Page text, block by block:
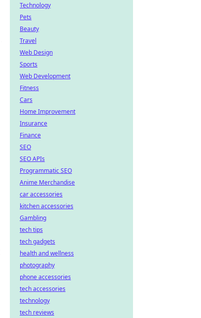
Technology
Pets
Beauty
Travel
Web Design
Sports
Web Development
Fitness
Cars
Home Improvement
Insurance
Finance
SEO
SEO APIs
Programmatic SEO
Anime Merchandise
car accessories
kitchen accessories
Gambling
tech tips
tech gadgets
health and wellness
photography
phone accessories
tech accessories
technology
tech reviews